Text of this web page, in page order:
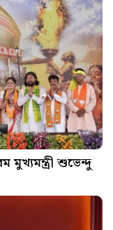
মুখ্যমন্ত্রী শুভেন্দু